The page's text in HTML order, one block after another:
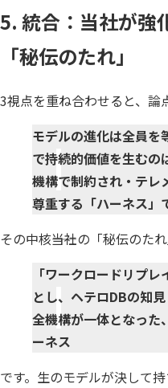
5. 統合：当社が強
「秘伝のたれ」
3視点を重ね合わせると、論
モデルの進化は全員を
で持続的価値を生むの
機構で制約され・テレ
尊重する「ハーネス」
その中核――当社の「秘伝のた
「ワークロードリプ
とし、ヘテロDBの知
全機構が一体となった
ーネス
です。生のモデルが決して